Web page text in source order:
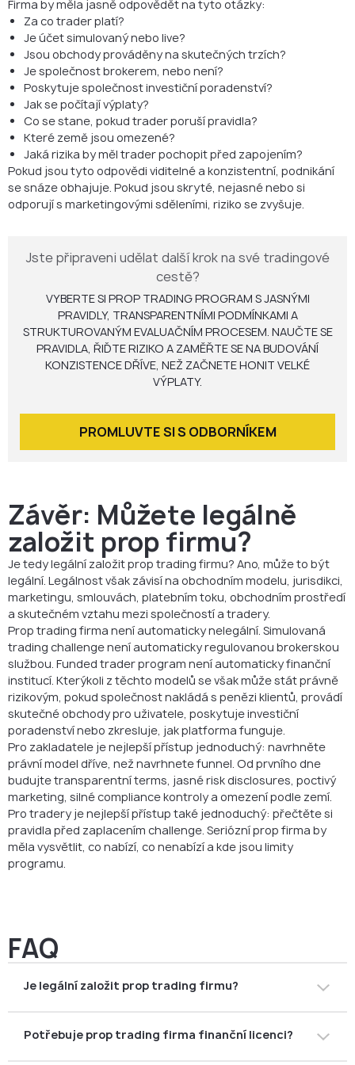
Firma by měla jasně odpovědět na tyto otázky:
Za co trader platí?
Je účet simulovaný nebo live?
Jsou obchody prováděny na skutečných trzích?
Je společnost brokerem, nebo není?
Poskytuje společnost investiční poradenství?
Jak se počítají výplaty?
Co se stane, pokud trader poruší pravidla?
Které země jsou omezené?
Jaká rizika by měl trader pochopit před zapojením?
Pokud jsou tyto odpovědi viditelné a konzistentní, podnikání
se snáze obhajuje. Pokud jsou skryté, nejasné nebo si
odporují s marketingovými sděleními, riziko se zvyšuje.
Jste připraveni udělat další krok na své tradingové
cestě?
VYBERTE SI PROP TRADING PROGRAM S JASNÝMI
PRAVIDLY, TRANSPARENTNÍMI PODMÍNKAMI A
STRUKTUROVANÝM EVALUAČNÍM PROCESEM. NAUČTE SE
PRAVIDLA, ŘIĎTE RIZIKO A ZAMĚŘTE SE NA BUDOVÁNÍ
KONZISTENCE DŘÍVE, NEŽ ZAČNETE HONIT VELKÉ
VÝPLATY.
PROMLUVTE SI S ODBORNÍKEM
Závěr: Můžete legálně
založit prop firmu?
Je tedy legální založit prop trading firmu? Ano, může to být
legální. Legálnost však závisí na obchodním modelu, jurisdikci,
marketingu, smlouvách, platebním toku, obchodním prostředí
a skutečném vztahu mezi společností a tradery.
Prop trading firma není automaticky nelegální. Simulovaná
trading challenge není automaticky regulovanou brokerskou
službou. Funded trader program není automaticky finanční
institucí. Kterýkoli z těchto modelů se však může stát právně
rizikovým, pokud společnost nakládá s penězi klientů, provádí
skutečné obchody pro uživatele, poskytuje investiční
poradenství nebo zkresluje, jak platforma funguje.
Pro zakladatele je nejlepší přístup jednoduchý: navrhněte
právní model dříve, než navrhnete funnel. Od prvního dne
budujte transparentní terms, jasné risk disclosures, poctivý
marketing, silné compliance kontroly a omezení podle zemí.
Pro tradery je nejlepší přístup také jednoduchý: přečtěte si
pravidla před zaplacením challenge. Seriózní prop firma by
měla vysvětlit, co nabízí, co nenabízí a kde jsou limity
programu.
FAQ
Je legální založit prop trading firmu?
je společnost správně strukturována a nevykonává
Potřebuje prop trading firma finanční licenci?